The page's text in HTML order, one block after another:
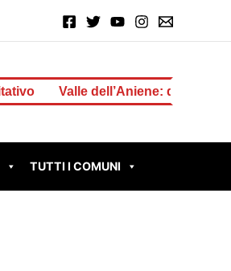
Valle dell’Aniene: dalla Regione 1
TUTTI I COMUNI